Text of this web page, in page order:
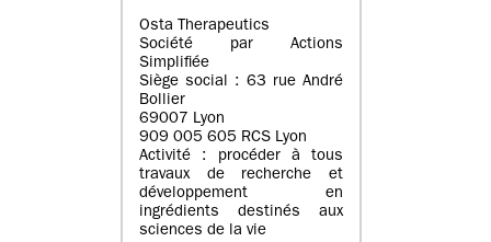
Osta Therapeutics
Société par Actions
Simplifiée
Siège social : 63 rue André
Bollier
69007 Lyon
909 005 605 RCS Lyon
Activité : procéder à tous
travaux de recherche et
développement en
ingrédients destinés aux
sciences de la vie